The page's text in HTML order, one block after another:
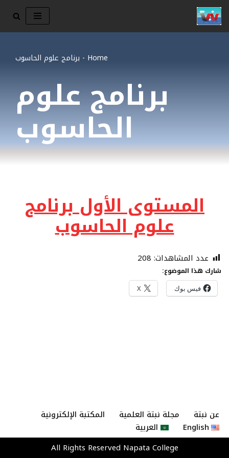
تخطى
Home
- برنامج علوم الحاسوب
برنامج علوم
الحاسوب
المستوى الأول برنامج
علوم الحاسوب
عدد المشاهدات: 208
شارك هذا الموضوع:
فيس بوك X
عن نبتة مجلة نبتة العلمية
المكتبة الإلكترونية
English
العربية
All Rights Reserved Napata College